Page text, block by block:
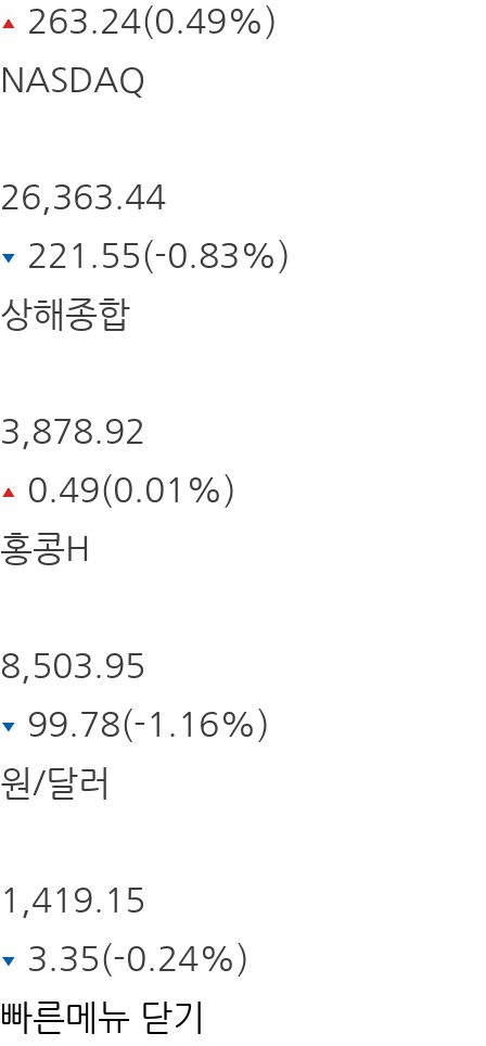
263.24(0.49%)
NASDAQ
26,363.44
221.55(-0.83%)
상해종합
3,878.92
0.49(0.01%)
홍콩H
8,503.95
99.78(-1.16%)
원/달러
1,419.15
3.35(-0.24%)
빠른메뉴 닫기